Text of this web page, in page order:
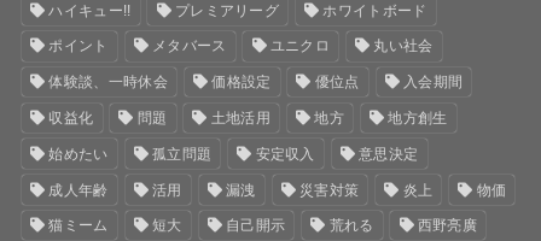
ハイキュー!! プレミアリーグ ホワイトボード
ポイント メタバース ユニクロ 丸い社会
体験談、一時休会 価格設定 優位点 入会期間
収益化 問題 土地活用 地方 地方創生
始めたい 孤立問題 安定収入 意思決定
成人年齢 活用 漏洩 災害対策 炎上 物価
猫ミーム 短大 自己開示 荒れる 西野亮廣